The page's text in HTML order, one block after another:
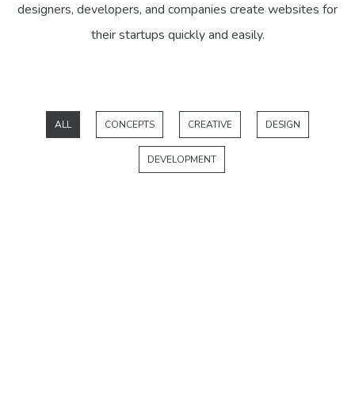
designers, developers, and companies create websites for
their startups quickly and easily.
ALL CONCEPTS CREATIVE DESIGN
DEVELOPMENT